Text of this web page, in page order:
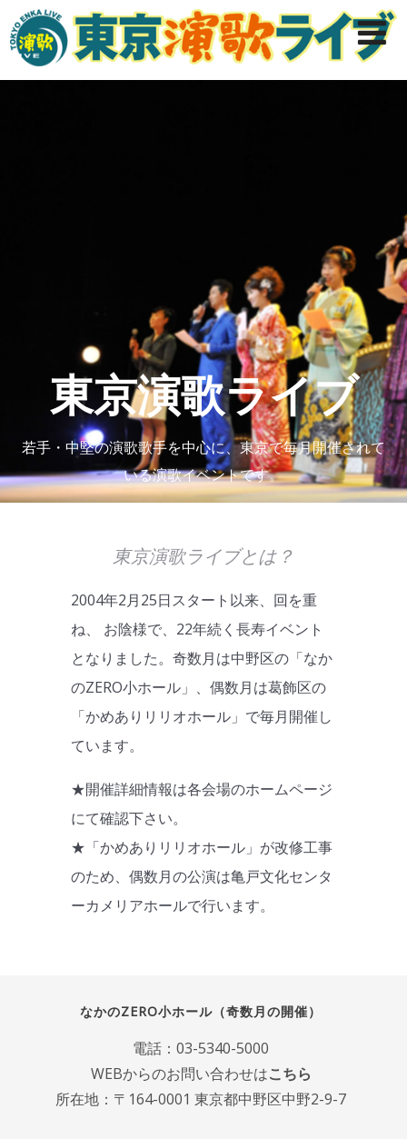
東京演歌ライブ
若手・中堅の演歌歌手を中心に、東京で毎月開催されて
いる演歌イベントです。
東京演歌ライブとは？
2004年2月25日スタート以来、回を重
ね、 お陰様で、22年続く長寿イベント
となりました。奇数月は中野区の「なか
のZERO小ホール」、偶数月は葛飾区の
「かめありリリオホール」で毎月開催し
ています。
★開催詳細情報は各会場のホームページ
にて確認下さい。
★「かめありリリオホール」が改修工事
のため、偶数月の公演は亀戸文化センタ
ーカメリアホールで行います。
なかのZERO小ホール（奇数月の開催）
電話：03-5340-5000
WEBからのお問い合わせはこちら
所在地：〒164-0001 東京都中野区中野2-9-7